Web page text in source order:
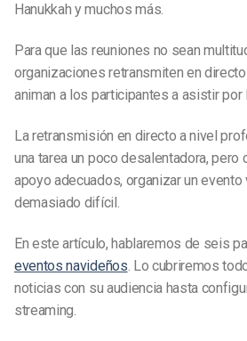
Hanukkah y muchos más.
Para que las reuniones no sean
organizaciones retransmiten en
animan a los participantes a asistir por
La retransmisión en directo a nivel
una tarea un poco desalentadora, pero
apoyo adecuados, organizar un evento
demasiado difícil.
En este artículo, hablaremos de seis
eventos navideños . Lo cubriremos
noticias con su audiencia hasta
streaming.